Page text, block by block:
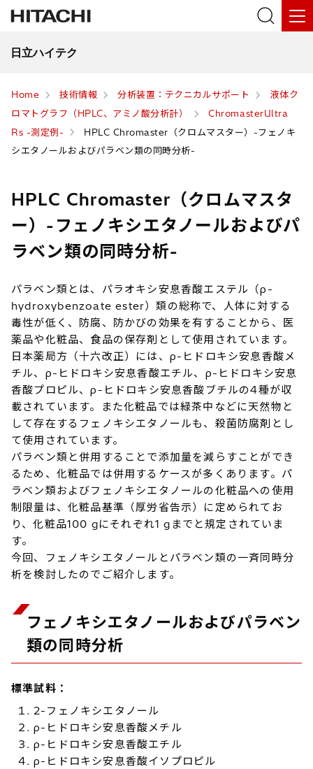
日立ハイテク
Home 技術情報 分析装置：テクニカルサポート
液体ク
ロマトグラフ（HPLC、アミノ酸分析計）
ChromasterUltra
Rs -測定例-
HPLC Chromaster（クロムマスター）-フェノキ
シエタノールおよびパラベン類の同時分析-
HPLC Chromaster（クロムマスタ
ー）-フェノキシエタノールおよびパ
ラベン類の同時分析-
パラベン類とは、パラオキシ安息香酸エステル（ρ-
hydroxybenzoate ester）類の総称で、人体に対する
毒性が低く、防腐、防かびの効果を有することから、医
薬品や化粧品、食品の保存剤として使用されています。
日本薬局方（十六改正）には、ρ-ヒドロキシ安息香酸メ
チル、ρ-ヒドロキシ安息香酸エチル、ρ-ヒドロキシ安息
香酸プロピル、ρ-ヒドロキシ安息香酸ブチルの4種が収
載されています。また化粧品では緑茶中などに天然物と
して存在するフェノキシエタノールも、殺菌防腐剤とし
て使用されています。
パラベン類と併用することで添加量を減らすことができ
るため、化粧品では併用するケースが多くあります。パ
ラベン類およびフェノキシエタノールの化粧品への使用
制限量は、化粧品基準（厚労省告示）に定められてお
り、化粧品100 gにそれぞれ1 gまでと規定されていま
す。
今回、フェノキシエタノールとパラベン類の一斉同時分
析を検討したのでご紹介します。
フェノキシエタノールおよびパラベン
類の同時分析
標準試料：
2-フェノキシエタノール
ρ-ヒドロキシ安息香酸メチル
ρ-ヒドロキシ安息香酸エチル
ρ-ヒドロキシ安息香酸イソプロピル